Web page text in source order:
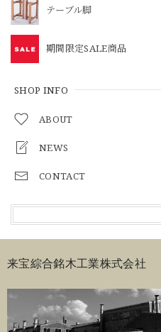
テーブル脚
期間限定SALE商品
SHOP INFO
ABOUT
NEWS
CONTACT
来宝綜合銘木工業株式会社